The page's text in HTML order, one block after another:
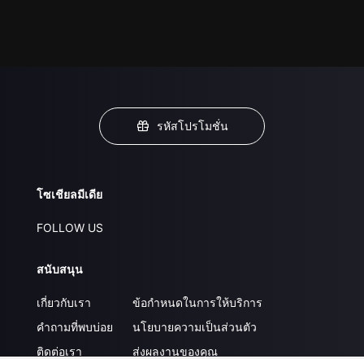
รหัสโปรโมชั่น
โซเชียลมีเดีย
FOLLOW US
สนับสนุน
เกี่ยวกับเรา
คำถามที่พบบ่อย
ติดต่อเรา
ข้อกำหนดในการให้บริการ
นโยบายความเป็นส่วนตัว
ส่งผลงานของคุณ